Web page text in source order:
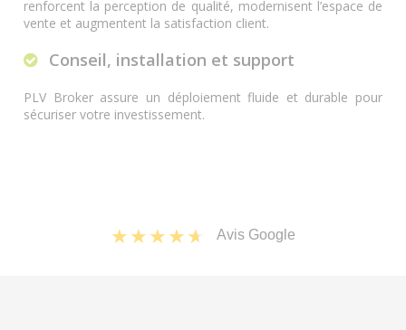
renforcent la perception de qualité, modernisent l’espace de
vente et augmentent la satisfaction client.
Conseil, installation et support
PLV Broker assure un déploiement fluide et durable pour
sécuriser votre investissement.
Avis Google